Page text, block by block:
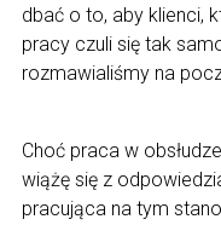
dbać o to, aby klienci,
pracy czuli się tak
rozmawialiśmy na
Choć praca w
wiążę się z
pracująca na tym